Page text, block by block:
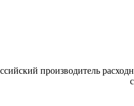
производитель